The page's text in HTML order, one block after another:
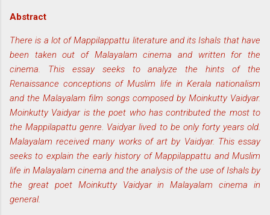
Abstract
There is a lot of Mappilappattu literature and its Ishals that have
been taken out of Malayalam cinema and written for the
cinema. This essay seeks to analyze the hints of the
Renaissance conceptions of Muslim life in Kerala nationalism
and the Malayalam film songs composed by Moinkutty Vaidyar.
Moinkutty Vaidyar is the poet who has contributed the most to
the Mappilapattu genre. Vaidyar lived to be only forty years old.
Malayalam received many works of art by Vaidyar. This essay
seeks to explain the early history of Mappilappattu and Muslim
life in Malayalam cinema and the analysis of the use of Ishals by
the great poet Moinkutty Vaidyar in Malayalam cinema in
general.